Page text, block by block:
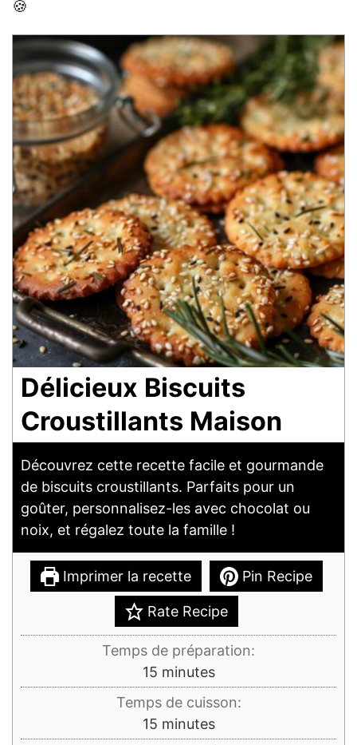
🍪
Délicieux Biscuits
Croustillants Maison
Découvrez cette recette facile et gourmande
de biscuits croustillants. Parfaits pour un
goûter, personnalisez-les avec chocolat ou
noix, et régalez toute la famille !
Imprimer la recette Pin Recipe
Rate Recipe
Temps de préparation:
15minutes
minutes
Temps de cuisson:
15minutes
minutes